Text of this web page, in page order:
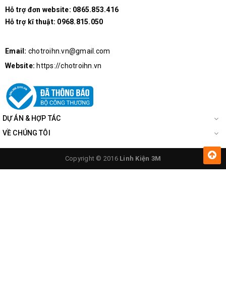
Hỗ trợ đơn website: 0865.853.416
Hỗ trợ kĩ thuật: 0968.815.050
Email: chotroihn.vn@gmail.com
Website: https://chotroihn.vn
DỰ ÁN & HỢP TÁC
VỀ CHÚNG TÔI
Copyright © 2016 Linh Kiện 3M